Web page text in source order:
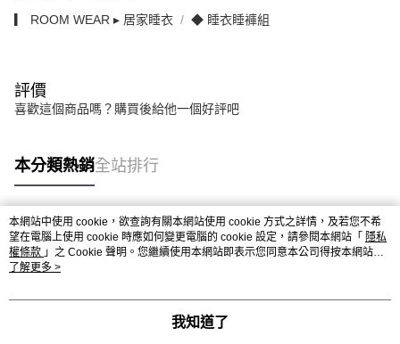
▎ ROOM WEAR ▸ 居家睡衣 ◆ 睡衣睡褲組
評價
喜歡這個商品嗎？購買後給他一個好評吧
本分類熱銷全站排行
熱門標籤
本網站中使用 cookie，欲查詢有關本網站使用 cookie 方式之詳情，及若您不希
望在電腦上使用 cookie 時應如何變更電腦的 cookie 設定，請參閱本網站「 隱私
權條款 」之 Cookie 聲明。您繼續使用本網站即表示您同意本公司得按本網站使
用條款之 Cookie 聲明使用 cookie。
了解更多 >
我知道了